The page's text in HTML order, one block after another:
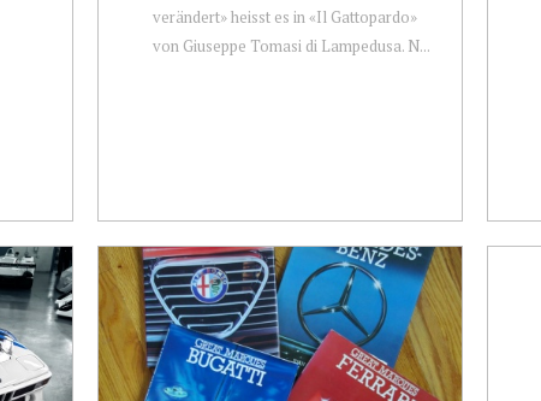
verändert» heisst es in «Il Gattopardo»
von Giuseppe Tomasi di Lampedusa. N...